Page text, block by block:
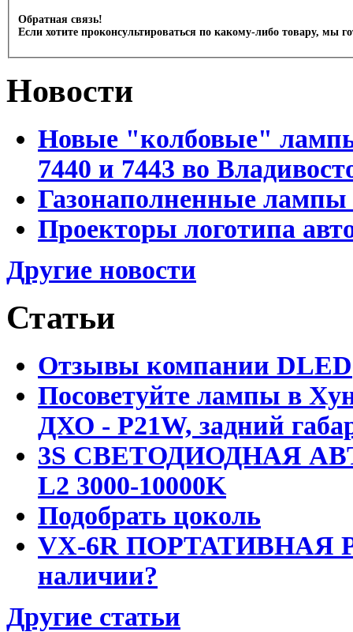
Обратная связь!
Если хотите проконсультироваться по какому-либо товару, мы
Новости
Новые "колбовые"
7440 и 7443 во
Газонаполненные лампы
Проекторы логотипа
Другие новости
Статьи
Отзывы компании DLED
Посоветуйте лампы в
ДХО - P21W, задний
3S СВЕТОДИОДНАЯ
L2 3000-10000K
Подобрать цоколь
VX-6R ПОРТАТИВНАЯ
наличии?
Другие статьи